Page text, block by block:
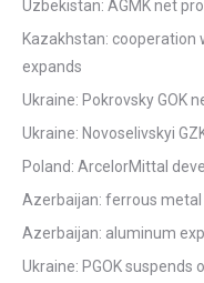
Uzbekistan: AGMK net
Kazakhstan: cooperation
expands
Ukraine: Pokrovsky GOK
Ukraine: Novoselivskyi
Poland: ArcelorMittal
Azerbaijan: ferrous metal
Azerbaijan: aluminum
Ukraine: PGOK suspends